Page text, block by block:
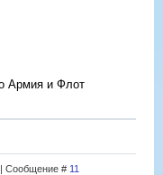
Армия и Флот
| Сообщение # 11